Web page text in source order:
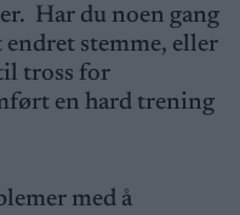
Har du noen gang
stemme, eller
tross for
en hard trening
med å